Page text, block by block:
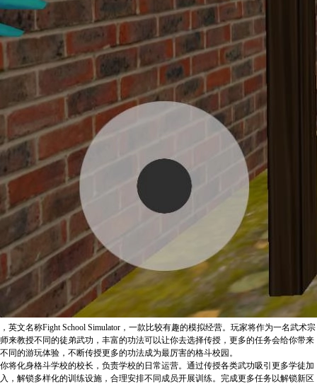
，英文名称Fight School Simulator，一款比较有趣的模拟经营。玩家将作为一名武术宗
师来教授不同的徒弟武功，丰富的功法可以让你去选择传授，更多的任务会给你带来
不同的游玩体验，不断传授更多的功法成为最厉害的格斗校园。
你将化身格斗学校的校长，负责学校的日常运营。通过传授各类武功吸引更多学徒加
入，解锁多样化的训练设施，合理安排不同成员开展训练。完成更多任务以解锁新区